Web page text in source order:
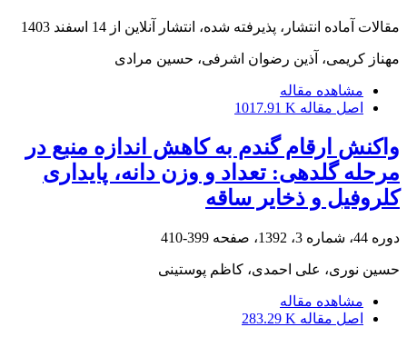
مقالات آماده انتشار، پذیرفته شده، انتشار آنلاین از 14 اسفند 1403
مهناز کریمی، آذین رضوان اشرفی، حسین مرادی
مشاهده مقاله
اصل مقاله 1017.91 K
واکنش ارقام گندم به کاهش اندازه منبع در
مرحله گلدهی: تعداد و وزن دانه، پایداری
کلروفیل و ذخایر ساقه
دوره 44، شماره 3، 1392، صفحه 399-410
حسین نوری، علی احمدی، کاظم پوستینی
مشاهده مقاله
اصل مقاله 283.29 K